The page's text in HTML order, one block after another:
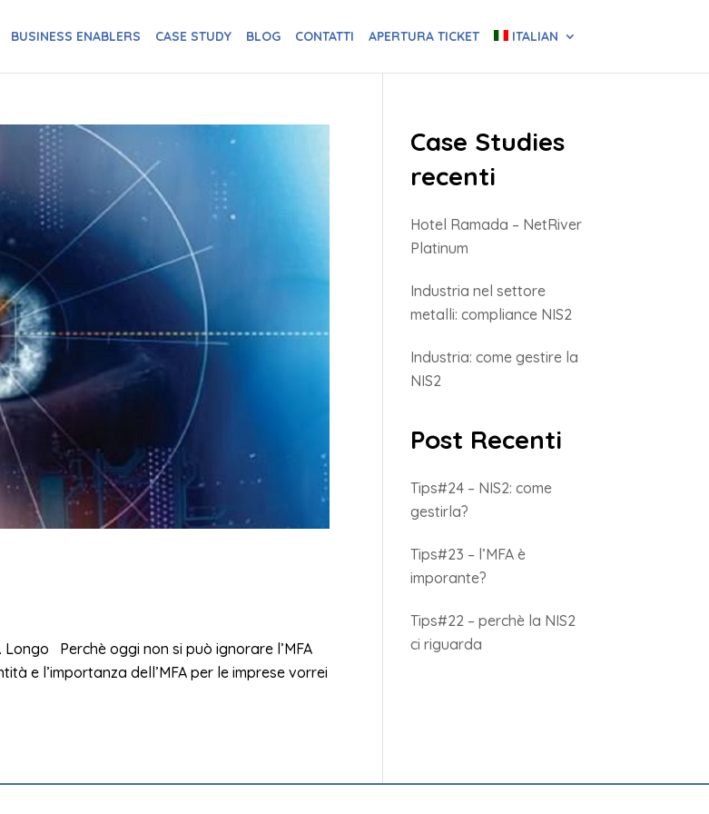
BUSINESS ENABLERS CASE STUDY BLOG CONTATTI APERTURA TICKET ITALIAN
Perchè oggi non si può ignorare l’MFA
e l’importanza dell’MFA per le imprese vorrei
Case Studies
recenti
Hotel Ramada – NetRiver
Platinum
Industria nel settore
metalli: compliance NIS2
Industria: come gestire la
NIS2
Post Recenti
Tips#24 – NIS2: come
gestirla?
Tips#23 – l’MFA è
imporante?
Tips#22 – perchè la NIS2
ci riguarda